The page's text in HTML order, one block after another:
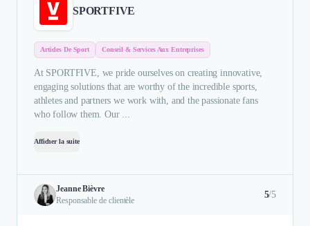
SPORTFIVE
Articles De Sport Conseil & Services Aux Entreprises
At SPORTFIVE, we pride ourselves on creating innovative,
engaging solutions that are worthy of the incredible sports,
athletes and partners we work with, and the passionate fans
who follow them. Our ...
Afficher la suite
Jeanne Bièvre
Responsable de clientèle
5/5